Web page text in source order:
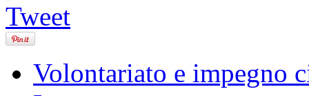
Tweet
Volontariato e impegno